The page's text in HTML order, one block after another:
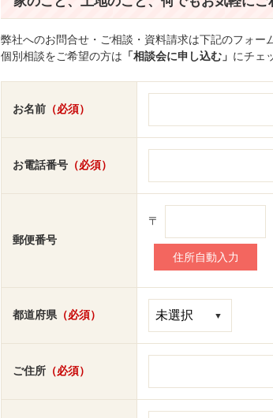
弊社へのお問合せ・ご相談・資料請求は下記のフォー
個別相談をご希望の方は 「相談会に申し込む」 にチェ
お名前 （必須）
お電話番号 （必須）
郵便番号
〒
都道府県（必須）
ご住所 （必須）